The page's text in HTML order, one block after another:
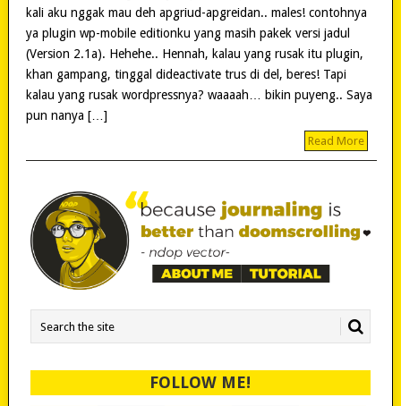
kali aku nggak mau deh apgriud-apgreidan.. males! contohnya
ya plugin wp-mobile editionku yang masih pakek versi jadul
(Version 2.1a). Hehehe.. Hennah, kalau yang rusak itu plugin,
khan gampang, tinggal dideactivate trus di del, beres! Tapi
kalau yang rusak wordpressnya? waaaah… bikin puyeng.. Saya
pun nanya […]
Read More
FOLLOW ME!